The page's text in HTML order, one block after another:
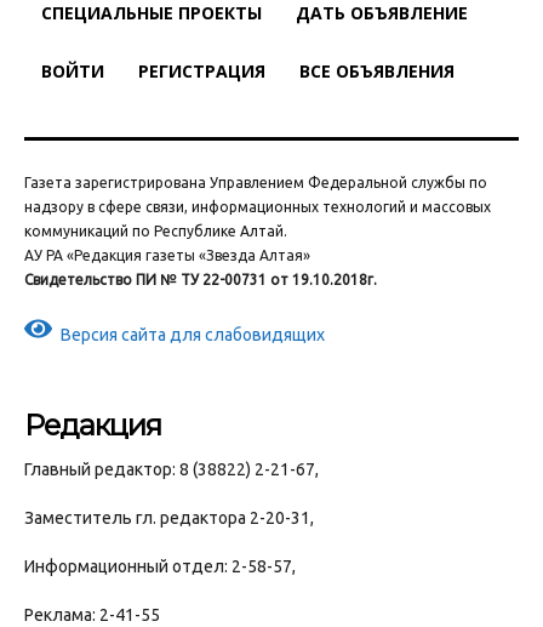
СПЕЦИАЛЬНЫЕ ПРОЕКТЫ ДАТЬ ОБЪЯВЛЕНИЕ
ВОЙТИ РЕГИСТРАЦИЯ ВСЕ ОБЪЯВЛЕНИЯ
Газета зарегистрирована Управлением Федеральной службы по
надзору в сфере связи, информационных технологий и массовых
коммуникаций по Республике Алтай.
АУ РА «Редакция газеты «Звезда Алтая»
Свидетельство ПИ № ТУ 22-00731 от 19.10.2018г.
Версия сайта для слабовидящих
Редакция
Главный редактор: 8 (38822) 2-21-67,
Заместитель гл. редактора 2-20-31,
Информационный отдел: 2-58-57,
Реклама: 2-41-55